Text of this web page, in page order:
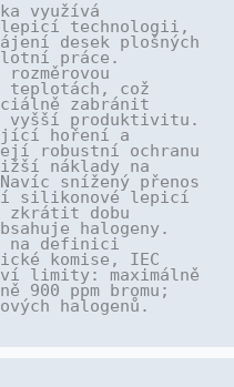
využívá
lepicí technologii,
desek plošných
práce.
což
zabránit
vyšší produktivitu.
hoření a
robustní ochranu
náklady na
snížený přenos
silikonové lepicí
zkrátit dobu
halogeny.
na definici
komise, IEC
limity: maximálně
900 ppm bromu;
halogenů.